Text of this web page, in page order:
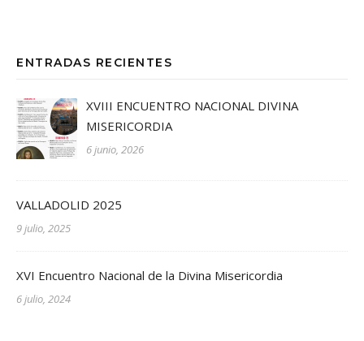
ENTRADAS RECIENTES
XVIII ENCUENTRO NACIONAL DIVINA
MISERICORDIA
6 junio, 2026
VALLADOLID 2025
9 julio, 2025
XVI Encuentro Nacional de la Divina Misericordia
6 julio, 2024